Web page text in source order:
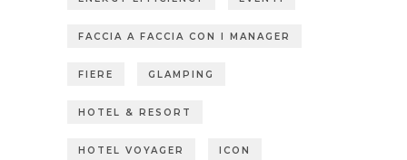
FACCIA A FACCIA CON I MANAGER
FIERE GLAMPING
HOTEL & RESORT
HOTEL VOYAGER ICON